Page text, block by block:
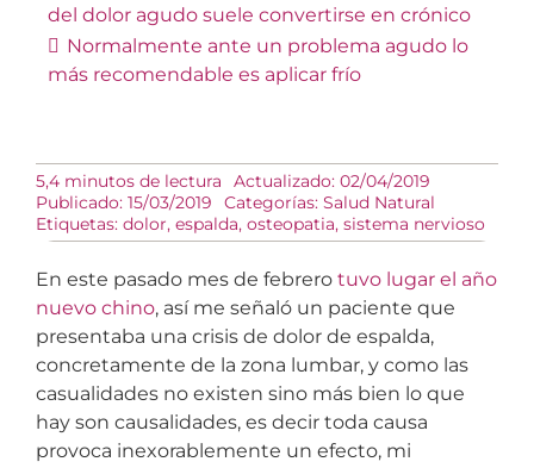
del dolor agudo suele convertirse en crónico
Normalmente ante un problema agudo lo
más recomendable es aplicar frío
5,4 minutos de lectura
Actualizado: 02/04/2019
Publicado: 15/03/2019
Categorías: Salud Natural
Etiquetas: dolor, espalda, osteopatia, sistema nervioso
En este pasado mes de febrero tuvo lugar el año
nuevo chino, así me señaló un paciente que
presentaba una crisis de dolor de espalda,
concretamente de la zona lumbar, y como las
casualidades no existen sino más bien lo que
hay son causalidades, es decir toda causa
provoca inexorablemente un efecto, mi